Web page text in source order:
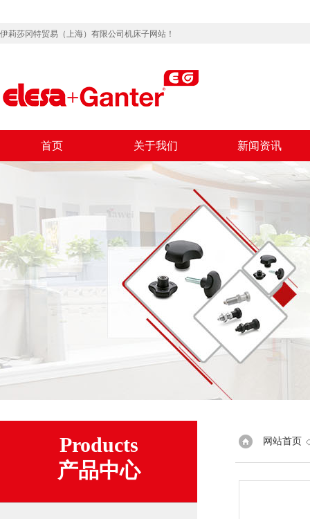
伊莉莎冈特贸易（上海）有限公司机床子网站！
首页 关于我们 新闻资讯
Products
产品中心
网站首页